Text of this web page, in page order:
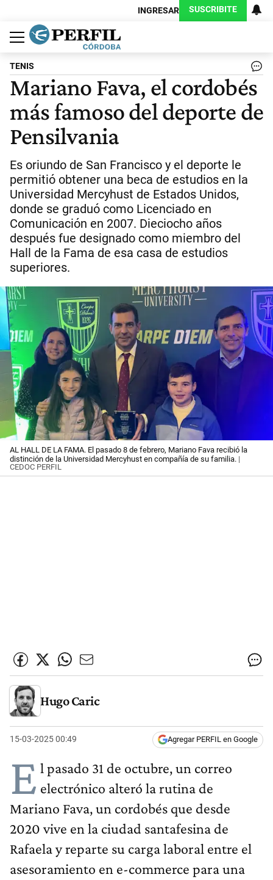
INGRESAR SUSCRIBITE
Política
Economía
Judiciales
Sociedad
Cultura
Espectáculos
Deportes
Protagonistas
TENIS
Mariano Fava, el cordobés
más famoso del deporte de
Pensilvania
Es oriundo de San Francisco y el deporte le
permitió obtener una beca de estudios en la
Universidad Mercyhust de Estados Unidos,
donde se graduó como Licenciado en
Comunicación en 2007. Dieciocho años
después fue designado como miembro del
Hall de la Fama de esa casa de estudios
superiores.
AL HALL DE LA FAMA. El pasado 8 de febrero, Mariano Fava recibió la
distinción de la Universidad Mercyhust en compañía de su familia. |
CEDOC PERFIL
Hugo Caric
15-03-2025 00:49 Agregar PERFIL en Google
E l pasado 31 de octubre, un correo
electrónico alteró la rutina de
Mariano Fava, un cordobés que desde
2020 vive en la ciudad santafesina de
Rafaela y reparte su carga laboral entre el
asesoramiento en e-commerce para una